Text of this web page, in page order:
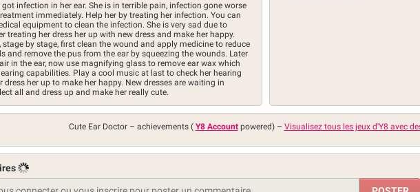
infection in her ear. She is in terrible pain, infection gone worse
immediately. Help her by treating her infection. You can
equipment to clean the infection. She is very sad due to
treating her dress her up with new dress and make her happy.
stage by stage, first clean the wound and apply medicine to reduce
and remove the pus from the ear by squeezing the wounds. Later
in the ear, now use magnifying glass to remove ear wax which
capabilities. Play a cool music at last to check her hearing
dress her up to make her happy. New dresses are waiting in
all and dress up and make her really cute.
Cute Ear Doctor – achievements ( Y8 Accountpowered) – Visualisez tous les jeux d'Y8 avec